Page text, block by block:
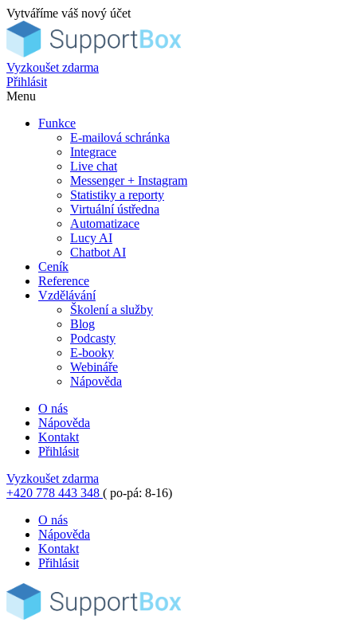
Vytváříme váš nový účet
Vyzkoušet zdarma
Přihlásit
Menu
Funkce
E-mailová schránka
Integrace
Live chat
Messenger + Instagram
Statistiky a reporty
Virtuální ústředna
Automatizace
Lucy AI
Chatbot AI
Ceník
Reference
Vzdělávání
Školení a služby
Blog
Podcasty
E-booky
Webináře
Nápověda
O nás
Nápověda
Kontakt
Přihlásit
Vyzkoušet zdarma
+420 778 443 348 ( po-pá: 8-16)
O nás
Nápověda
Kontakt
Přihlásit